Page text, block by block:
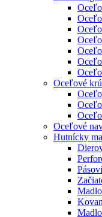
Oceľové
Oceľové
Hutnícky